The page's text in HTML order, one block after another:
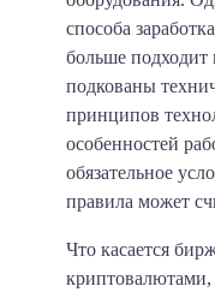
способа
больше подходит
подкованы
принципов
особенностей
обязательное
правила может
Что касается